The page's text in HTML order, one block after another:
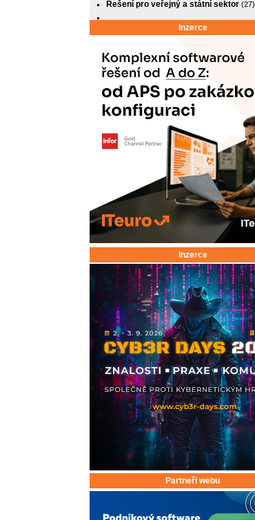
Řešení pro veřejný a státní sektor(27)
Inzerce
Inzerce
Partneři webu